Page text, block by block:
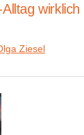
wirklich
Ziesel